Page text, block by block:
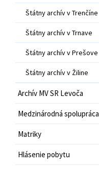
Štátny archív v Trenčíne
Štátny archív v Trnave
Štátny archív v Prešove
Štátny archív v Žiline
Archív MV SR Levoča
Medzinárodná spolupráca
Matriky
Hlásenie pobytu